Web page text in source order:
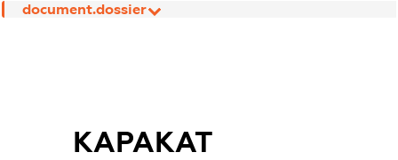
document.dossier
КАРАКАТ